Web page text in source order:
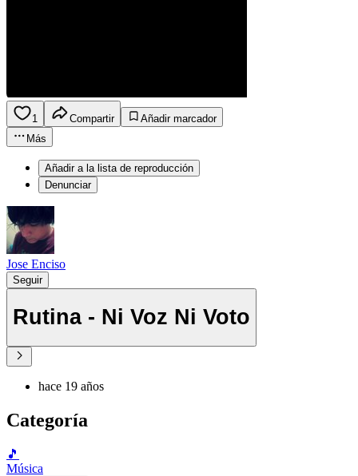
1 Compartir
Añadir marcador
Más
Añadir a la lista de reproducción
Denunciar
Jose Enciso
Seguir
Rutina - Ni Voz Ni Voto
hace 19 años
Categoría
🎵
Música